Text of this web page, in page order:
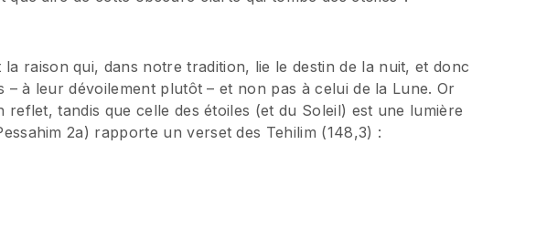
raison qui, dans notre tradition, lie le destin de la nuit, et donc
– à leur dévoilement plutôt – et non pas à celui de la Lune. Or
reflet, tandis que celle des étoiles (et du Soleil) est une lumière
2a) rapporte un verset des Tehilim (148,3) :